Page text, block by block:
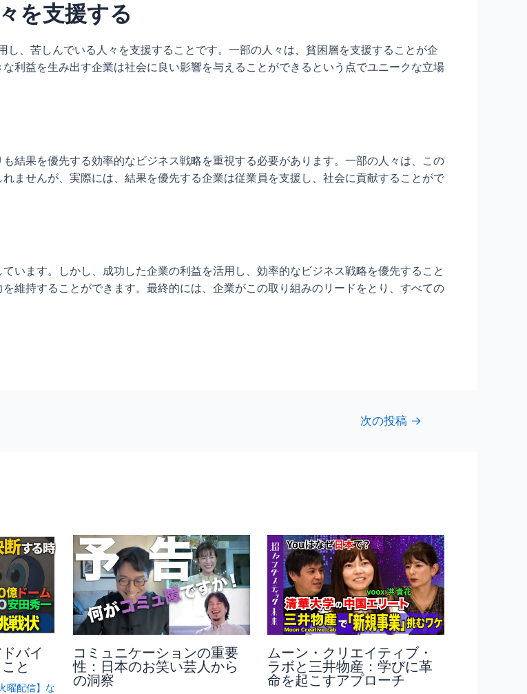
を支援する
、苦しんでいる人々を支援することです。一部の人々は、貧困層を支援することが企
利益を生み出す企業は社会に良い影響を与えることができるという点でユニークな立場
結果を優先する効率的なビジネス戦略を重視する必要があります。一部の人々は、この
ませんが、実際には、結果を優先する企業は従業員を支援し、社会に貢献することがで
います。しかし、成功した企業の利益を活用し、効率的なビジネス戦略を優先すること
維持することができます。最終的には、企業がこの取り組みのリードをとり、すべての
次の投稿 →
バイ
と
火曜配信】な
コミュニケーションの重要
性：日本のお笑い芸人から
の洞察
ムーン・クリエイティブ・
ラボと三井物産：学びに革
命を起こすアプローチ